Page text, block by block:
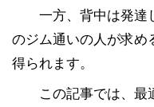
一方、背中は発達
のジム通いの人が求め
得られます。
この記事では、最